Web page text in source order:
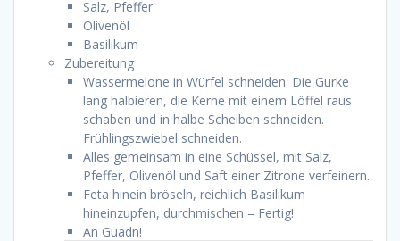
Salz, Pfeffer
Olivenöl
Basilikum
Zubereitung
Wassermelone in Würfel schneiden. Die Gurke
lang halbieren, die Kerne mit einem Löffel raus
schaben und in halbe Scheiben schneiden.
Frühlingszwiebel schneiden.
Alles gemeinsam in eine Schüssel, mit Salz,
Pfeffer, Olivenöl und Saft einer Zitrone verfeinern.
Feta hinein bröseln, reichlich Basilikum
hineinzupfen, durchmischen – Fertig!
An Guadn!